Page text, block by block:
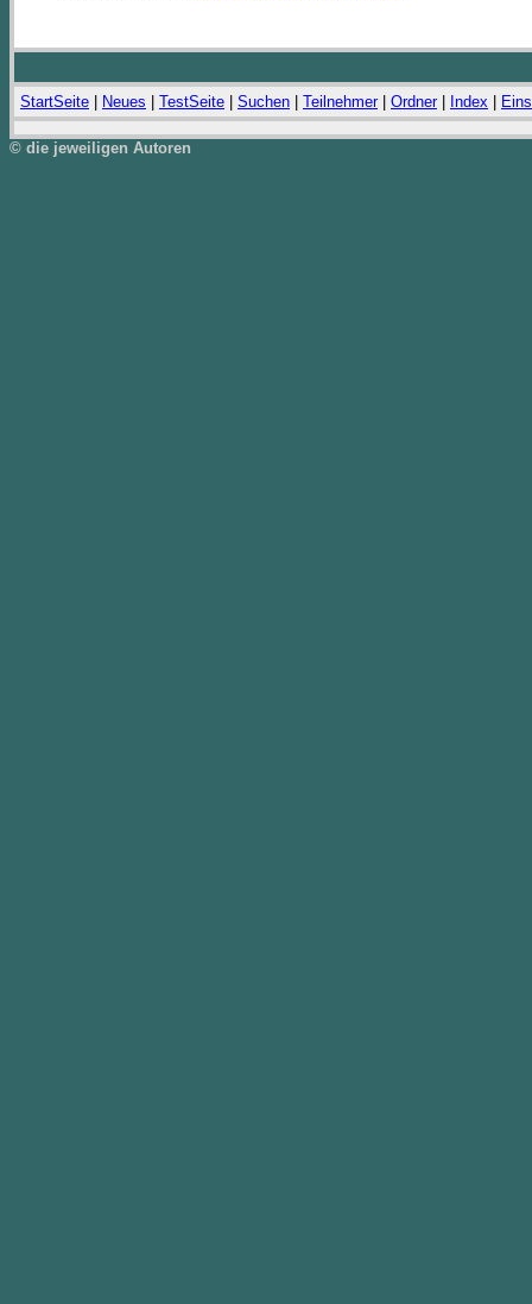
StartSeite Neues TestSeite Suchen Teilnehmer| Ordner| Index
© die jeweiligen Autoren